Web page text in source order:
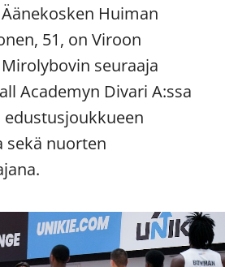
Huiman
51, on Viroon
seuraaja
Academyn Divari A:ssa
sekä nuorten